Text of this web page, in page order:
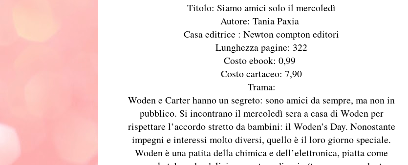
Titolo: Siamo amici solo il mercoledì
Autore: Tania Paxia
Casa editrice : Newton compton editori
Lunghezza pagine: 322
Costo ebook: 0,99
Costo cartaceo: 7,90
Trama:
Woden e Carter hanno un segreto: sono amici da sempre, ma non in
pubblico. Si incontrano il mercoledì sera a casa di Woden per
rispettare l’accordo stretto da bambini: il Woden’s Day. Nonostante
impegni e interessi molto diversi, quello è il loro giorno speciale.
Woden è una patita della chimica e dell’elettronica, piatta come